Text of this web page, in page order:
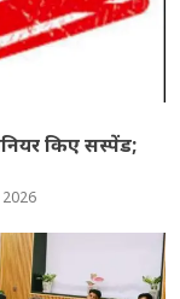
किए सस्पेंड;